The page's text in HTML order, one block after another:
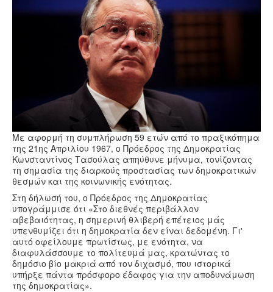
Υγεία
Συνταγές
Με αφορμή τη συμπλήρωση 59 ετών από το πραξικόπημα
της 21ης Απριλίου 1967, ο Πρόεδρος της Δημοκρατίας
Κωνσταντίνος Τασούλας απηύθυνε μήνυμα, τονίζοντας
τη σημασία της διαρκούς προστασίας των δημοκρατικών
θεσμών και της κοινωνικής ενότητας.
Στη δήλωσή του, ο Πρόεδρος της Δημοκρατίας
υπογράμμισε ότι «Στο διεθνές περιβάλλον
αβεβαιότητας, η σημερινή θλιβερή επέτειος μάς
υπενθυμίζει ότι η δημοκρατία δεν είναι δεδομένη. Γι'
αυτό οφείλουμε πρωτίστως, με ενότητα, να
διαφυλάσσουμε το πολίτευμά μας, κρατώντας το
δημόσιο βίο μακριά από τον διχασμό, που ιστορικά
υπήρξε πάντα πρόσφορο έδαφος για την αποδυνάμωση
της δημοκρατίας».